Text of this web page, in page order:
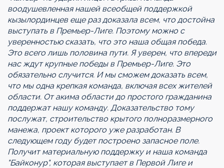
воодушевленная нашей всеобщей поддержкой
кызылординцев еще раз доказала всем, что достойна
выступать в Премьер-Лиге. Поэтому можно с
уверенностью сказать, что это наша общая победа.
Это всего лишь половина пути. Я уверен, что впереди
нас ждут крупные победы в Премьер-Лиге. Это
обязательно случится. И мы сможем доказать всем,
что мы одна крепкая команда, включая всех жителей
области. От акима области до простого гражданина
поддержат нашу команду. Доказательство тому
послужат, строительство крытого полноразмерного
манежа, проект которого уже разработан. В
следующем году будет построено запасное поле.
Получит материальную поддержку и наша команда
"Байконур", которая выступает в Первой Лиге и